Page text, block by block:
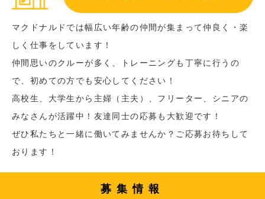
マクドナルドでは幅広い年齢の仲間が集まって仲良く・楽
しく仕事をしています！
仲間思いのクルーが多く、トレーニングも丁寧に行うの
で、初めての方でも安心してください！
高校生、大学生から主婦（主夫）、フリーター、シニアの
みなさんが活躍中！友達同士の応募も大歓迎です！
ぜひ私たちと一緒に働いてみませんか？ご応募お待ちして
おります！
募集情報